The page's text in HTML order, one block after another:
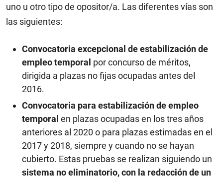
uno u otro tipo de opositor/a. Las diferentes vías son
las siguientes:
Convocatoria excepcional de estabilización de
empleo temporal por concurso de méritos,
dirigida a plazas no fijas ocupadas antes del
2016.
Convocatoria para estabilización de empleo
temporal en plazas ocupadas en los tres años
anteriores al 2020 o para plazas estimadas en el
2017 y 2018, siempre y cuando no se hayan
cubierto. Estas pruebas se realizan siguiendo un
sistema no eliminatorio, con la redacción de un